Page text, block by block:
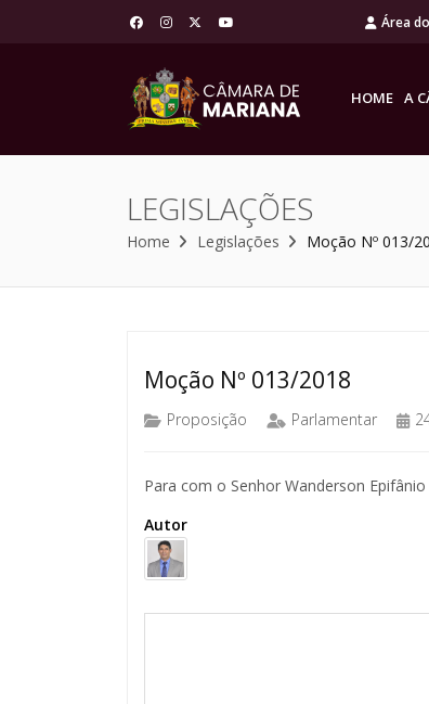
Área
HOME A
LEGISLAÇÕES
Home Legislações Moção Nº 013/
Moção Nº 013/2018
Proposição Parlamentar
Para com o Senhor Wanderson
Autor